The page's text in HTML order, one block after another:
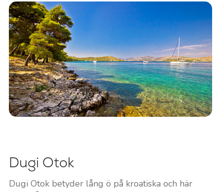
Dugi Otok
Dugi Otok betyder lång ö på kroatiska och här